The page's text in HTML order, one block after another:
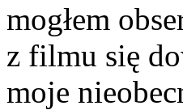
mogłem
z filmu się
moje